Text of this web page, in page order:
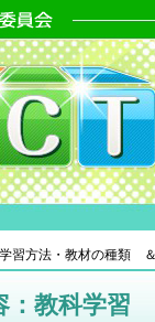
方法・教材の種類
：教科学習